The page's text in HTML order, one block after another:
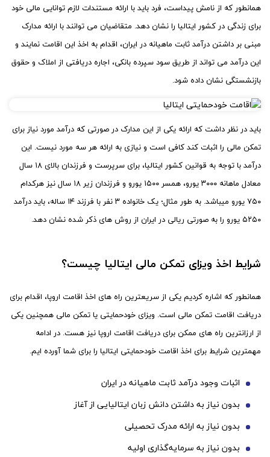
همانطور که از نامش پیداست، فرد باید با ارائه مستندات لازم توانایی مالی خود
برای زندگی در کشور ایتالیا را نشان دهد. متقاضیان می توانند با ارائه مدارک
مبنی بر داشتن درآمد ثابت ماهیانه در ایران، اقدام به اخذ این اقامت نمایند و
این درآمد می تواند از طریق سود سپرده بانکی، اجاره دریافتی از املاک و حقوق
بازنشستگی نشان داده شود.
باید در نظر داشت که ارائه یکی از این مدارک در صورتی که درآمد مورد نیاز برای
تمکن مالی را اثبات کند کافی است و نیازی به ارائه هر سه مورد نیست. این
درآمد با توجه به قوانین کشور ایتالیا، برای سرپرست و فرزندان بالای ۱۸ سال
معادل ماهانه ۳۰۰۰ یورو، همسر ۱۵۰۰ یورو و فرزندان زیر ۱۸ سال نیز هرکدام
۷۵۰ یورو میباشد. به طور مثال؛ یک خانواده ۳ نفر با فرزند ۱۴ ساله، باید درآمد
۵۲۵۰ یورو را به صورتی ریالی در ایران از روش های ذکر شده نشان دهد.
شرایط اخذ ویزای تمکن مالی ایتالیا چیست؟
همانطور که اشاره کردیم یکی از سریعترین راه های اخذ اقامت اروپا، اقدام برای
دریافت اقامت تمکن مالی است. ویزای خودحمایتی یا تمکن مالی همچنین یکی
از ارزانترین راه های ممکن برای دریافت اقامت اروپا نیز هست. در ادامه
مهمترین شرایط برای اخذ اقامت خودحمایتی ایتالیا را برای شما آورده ایم.
اثبات وجود درآمد ثابت ماهیانه در ایران
بدون نیاز به داشتن دانش زبان ایتالیایی از آغاز
بدون نیاز به ارائه مدرک تحصیلی
بدون نیاز به سرمایه‌گذاری اولیه